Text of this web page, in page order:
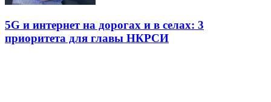
5G и интернет на дорогах и в селах: 3
приоритета для главы НКРСИ